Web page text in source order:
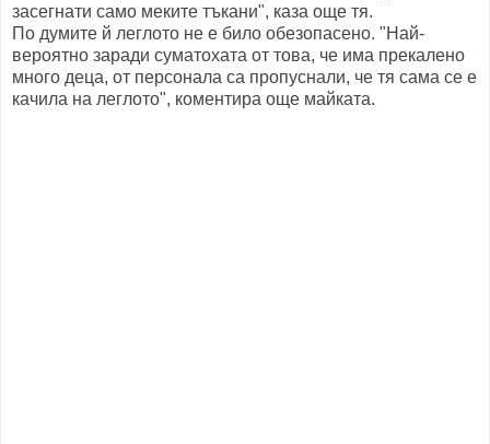
засегнати само меките тъкани", каза още тя.
По думите й леглото не е било обезопасено. "Най-
вероятно заради суматохата от това, че има прекалено
много деца, от персонала са пропуснали, че тя сама се е
качила на леглото", коментира още майката.